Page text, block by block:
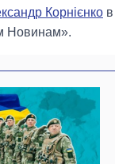
Корнієнко в
Новинам».